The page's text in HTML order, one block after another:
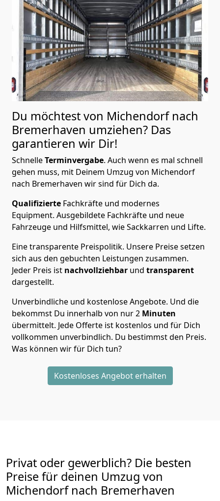
Du möchtest von Michendorf nach
Bremer­haven umziehen? Das
garantieren wir Dir!
SchnelleTerminvergabe. Auch wenn es mal schnell
gehen muss, mit Deinem Umzug von Michendorf
nach Bremer­haven wir sind für Dich da.
Qualifizierte Fachkräfte und modernes
Equipment. Ausgebildete Fachkräfte und neue
Fahrzeuge und Hilfsmittel, wie Sackkarren und Lifte.
Eine transparente Preispolitik. Unsere Preise setzen
sich aus den gebuchten Leistungen zusammen.
Jeder Preis ist nachvollziehbar und transparent
dargestellt.
Unverbindliche und kostenlose Angebote. Und die
bekommst Du innerhalb von nur2 Minuten
übermittelt. Jede Offerte ist kostenlos und für Dich
vollkommen unverbindlich. Du bestimmst den Preis.
Was können wir für Dich tun?
Kostenloses Angebot erhalten
Privat oder gewerblich? Die besten
Preise für deinen Umzug von
Michendorf nach Bremer­haven